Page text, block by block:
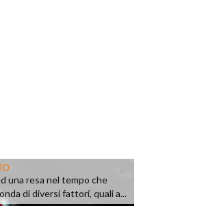
una resa nel tempo che
di diversi fattori, quali a...